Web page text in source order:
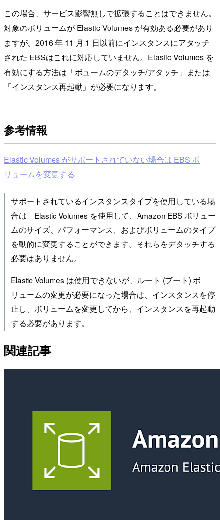
この場合、サービス影響無しで拡張することはできません。
対象のボリュームが Elastic Volumes が有効ある必要があり
ますが、2016 年 11 月 1 日以前にインスタンスにアタッチ
された EBSはこれに対応していません。Elastic Volumes を
有効にする方法は「ボュームのデタッチ/アタッチ」または
「インスタンス再起動」が必要になります。
参考情報
Elastic Volumes がサポートされていない場合は EBS ボ
リュームを変更する
サポートされているインスタンスタイプを使用している場
合は、Elastic Volumes を使用して、Amazon EBS ボリュー
ムのサイズ、パフォーマンス、およびボリュームのタイプ
を動的に変更することができます。それらをデタッチする
必要はありません。
Elastic Volumes は使用できないが、ルート (ブート) ボ
リュームの変更が必要になった場合は、インスタンスを停
止し、ボリュームを変更してから、インスタンスを再起動
する必要があります。
関連記事